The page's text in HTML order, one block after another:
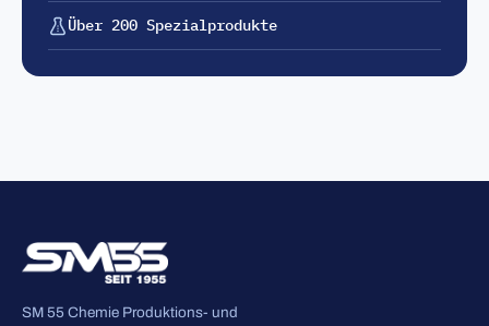
Über 200 Spezialprodukte
SM 55 Chemie Produktions- und